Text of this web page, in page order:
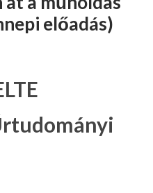
A
CS
G
KI
Intézetében
előadás)